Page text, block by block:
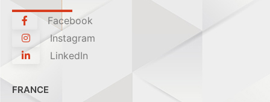
Facebook
Instagram
LinkedIn
FRANCE